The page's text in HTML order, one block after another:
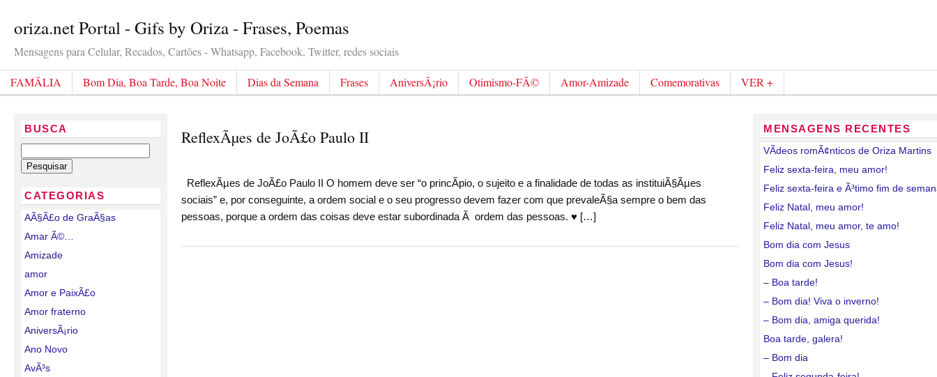
oriza.net Portal - Gifs by Oriza - Frases, Poemas
Mensagens para Celular, Recados, Cartões - Whatsapp, Facebook, Twitter, redes sociais
FAMÃLIA Bom Dia, Boa Tarde, Boa Noite Dias da Semana Frases AniversÃ¡rio Otimismo-FÃ© Amor-Amizade Comemorativas VER +
BUSCA
CATEGORIAS
AÃ§Ã£o de GraÃ§as
Amar Ã©…
Amizade
amor
Amor e PaixÃ£o
Amor fraterno
AniversÃ¡rio
Ano Novo
AvÃ³s
ReflexÃµes de JoÃ£o Paulo II
ReflexÃµes de JoÃ£o Paulo II O homem deve ser “o princÃ­pio, o sujeito e a finalidade de todas as instituiÃ§Ãµes
sociais” e, por conseguinte, a ordem social e o seu progresso devem fazer com que prevaleÃ§a sempre o bem das
pessoas, porque a ordem das coisas deve estar subordinada Ã ordem das pessoas. ♥ […]
MENSAGENS RECENTES
VÃ­deos romÃ¢nticos de Oriza Martins
Feliz sexta-feira, meu amor!
Feliz sexta-feira e Ã³timo fim de
Feliz Natal, meu amor!
Feliz Natal, meu amor, te amo!
Bom dia com Jesus
Bom dia com Jesus!
– Boa tarde!
– Bom dia! Viva o inverno!
– Bom dia, amiga querida!
Boa tarde, galera!
– Bom dia